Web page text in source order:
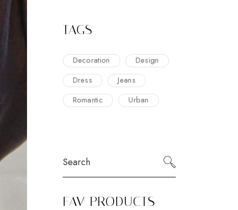
TAGS
Decoration
Design
Dress
Jeans
Romantic
Urban
FAV PRODUCTS